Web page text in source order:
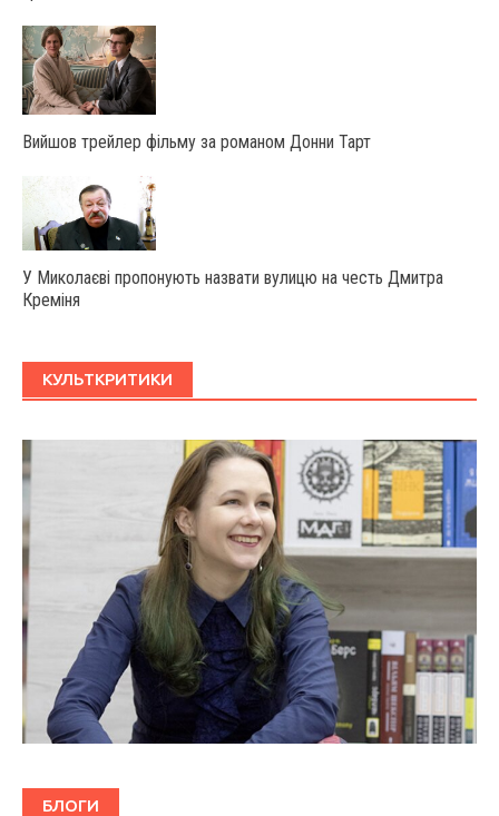
Вийшов трейлер фільму за романом Донни Тарт
У Миколаєві пропонують назвати вулицю на честь Дмитра
Креміня
КУЛЬТКРИТИКИ
БЛОГИ